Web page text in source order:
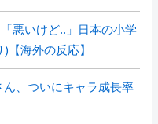
悪いけど..」日本の小学
【海外の反応】
ん、ついにキャラ成長率